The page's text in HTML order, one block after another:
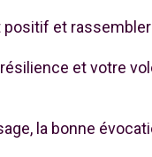
positif et
et votre
la bonne